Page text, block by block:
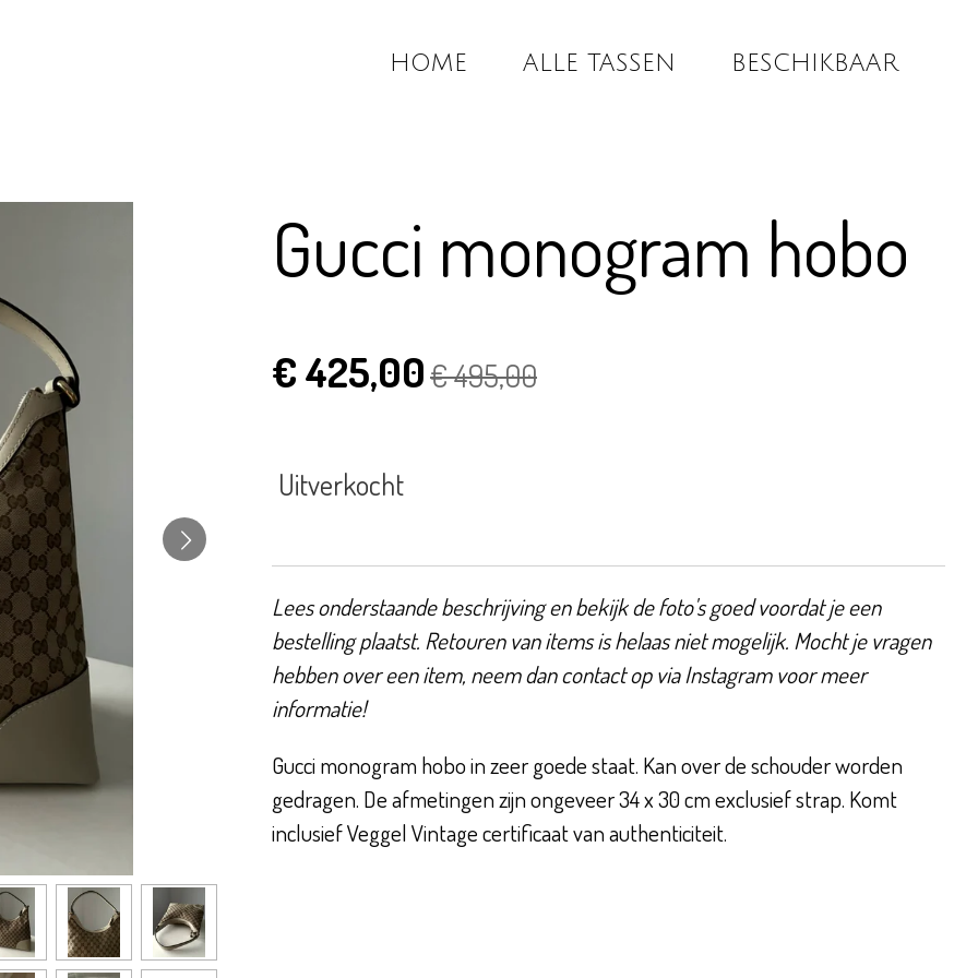
HOME ALLE TASSEN BESCHIKBAAR
Gucci monogram hobo
€ 425,00€ 495,00
Uitverkocht
Lees onderstaande beschrijving en bekijk de foto's goed voordat je een
bestelling plaatst. Retouren van items is helaas niet mogelijk. Mocht je vragen
hebben over een item, neem dan contact op via Instagram voor meer
informatie!
Gucci monogram hobo in zeer goede staat. Kan over de schouder worden
gedragen. De afmetingen zijn ongeveer 34 x 30 cm exclusief strap. Komt
inclusief Veggel Vintage certificaat van authenticiteit.